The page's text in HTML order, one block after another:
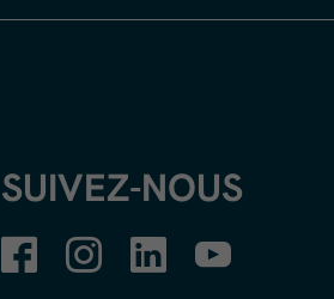
SUIVEZ-NOUS